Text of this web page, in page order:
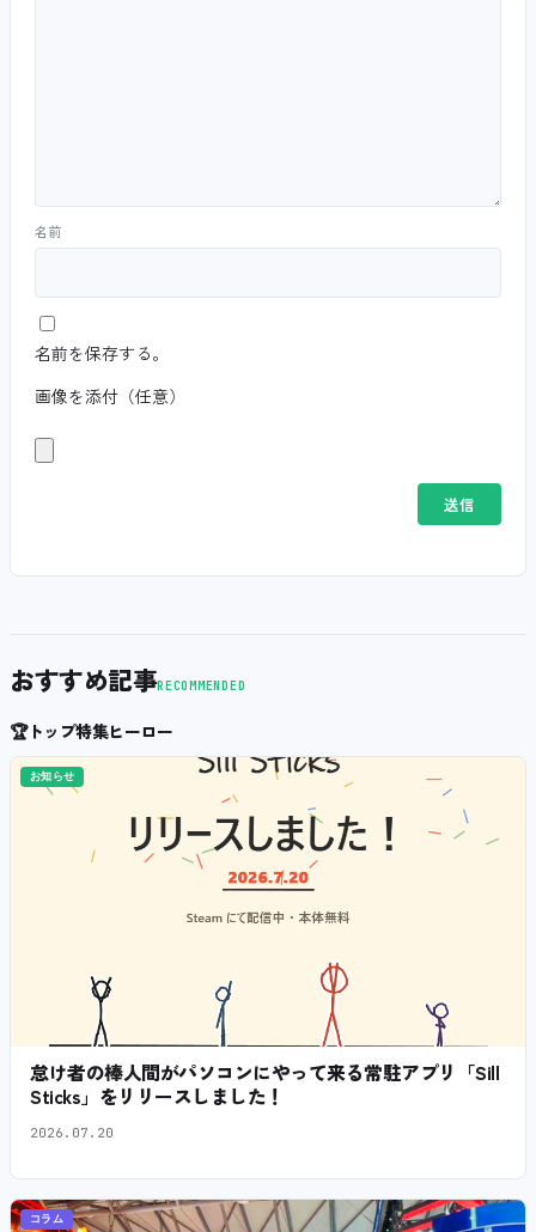
名前
名前を保存する。
画像を添付（任意）
おすすめ記事RECOMMENDED
🏆トップ特集ヒーロー
お知らせ
怠け者の棒人間がパソコンにやって来る常駐アプリ「Sill
Sticks」をリリースしました！
2026.07.20
コラム